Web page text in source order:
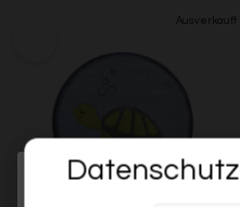
Melde dich jetzt für